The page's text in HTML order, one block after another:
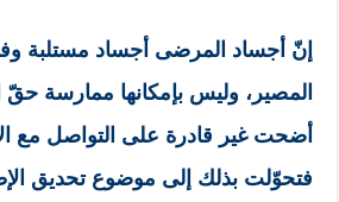
إنّ أجساد المرضى أجساد مستلبة
المصير، وليس بإمكانها ممارسة حقّ
أضحت غير قادرة على التواصل مع
فتحوّلت بذلك إلى موضوع تحديق